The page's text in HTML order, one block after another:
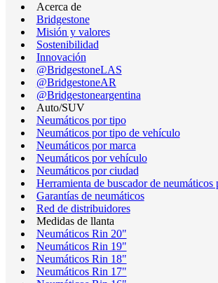
Acerca de
Bridgestone
Misión y valores
Sostenibilidad
Innovación
@BridgestoneLAS
@BridgestoneAR
@Bridgestoneargentina
Auto/SUV
Neumáticos por tipo
Neumáticos por tipo de vehículo
Neumáticos por marca
Neumáticos por vehículo
Neumáticos por ciudad
Herramienta de buscador de neumáticos
Garantías de neumáticos
Red de distribuidores
Medidas de llanta
Neumáticos Rin 20"
Neumáticos Rin 19"
Neumáticos Rin 18"
Neumáticos Rin 17"